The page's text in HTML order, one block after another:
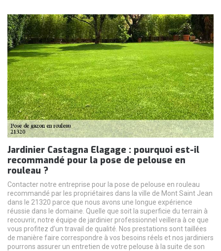
Jardinier Castagna Elagage : pourquoi est-il
recommandé pour la pose de pelouse en
rouleau ?
Contacter notre entreprise pour la pose de pelouse en rouleau
recommandé par les propriétaires dans la ville de Mont Saint Jean
dans le 21320 parce que nous avons une longue expérience
réussie dans le domaine. Quelle que soit la superficie du terrain à
recouvrir, notre équipe de jardinier professionnel veillera à ce que
vous profitez d’un travail de qualité. Nos prestations sont taillées
de manière faire correspondre à vos besoins réels et nos jardiniers
pourrons assurer un entretien de votre pelouse à la suite de son